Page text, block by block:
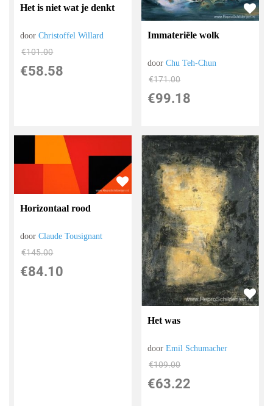
Het is niet wat je denkt
doorChristoffel Willard
€101.00
€58.58
Immateriële wolk
doorChu Teh-Chun
€171.00
€99.18
Horizontaal rood
doorClaude Tousignant
€145.00
€84.10
Het was
doorEmil Schumacher
€109.00
€63.22